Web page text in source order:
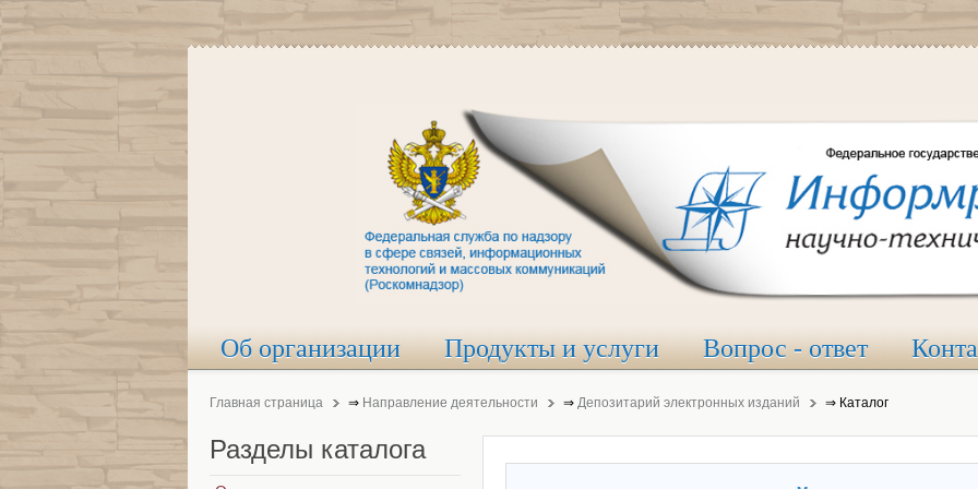
Об организации Продукты и услуги Вопрос - ответ
Главная страница ⇒ Направление деятельности ⇒ Депозитарий электронных изданий ⇒ Каталог
Разделы каталога